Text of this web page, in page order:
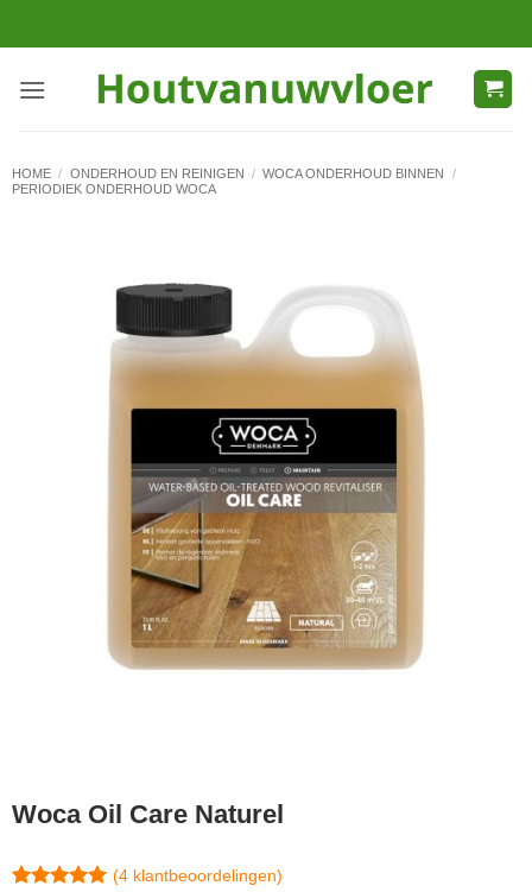
naar
HOME / ONDERHOUD EN REINIGEN / WOCA ONDERHOUD BINNEN
/
PERIODIEK ONDERHOUD WOCA
Woca Oil Care Naturel
(4klantbeoordelingen)